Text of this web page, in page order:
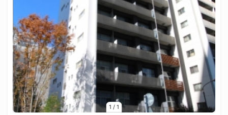
1 / 1